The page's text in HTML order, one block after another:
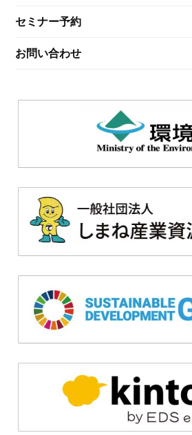
セミナー予約
お問い合わせ